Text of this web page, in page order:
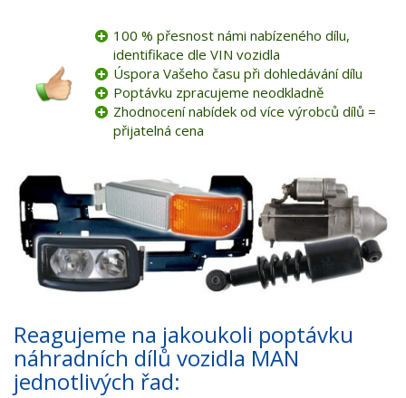
100 % přesnost námi nabízeného dílu,
identifikace dle VIN vozidla
Úspora Vašeho času při dohledávání dílu
Poptávku zpracujeme neodkladně
Zhodnocení nabídek od více výrobců dílů =
přijatelná cena
Reagujeme na jakoukoli poptávku
náhradních dílů vozidla MAN
jednotlivých řad: